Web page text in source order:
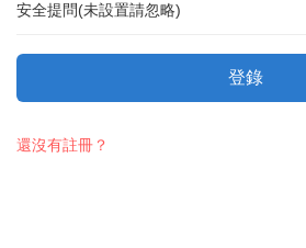
安全提問(未設置請忽略)
登錄
還沒有註冊？